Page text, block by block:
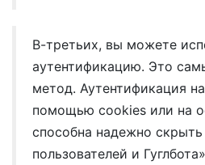
В-третьих, вы можете
аутентификацию. Это
метод. Аутентификация
помощью cookies или на
способна надежно скрыть
пользователей и